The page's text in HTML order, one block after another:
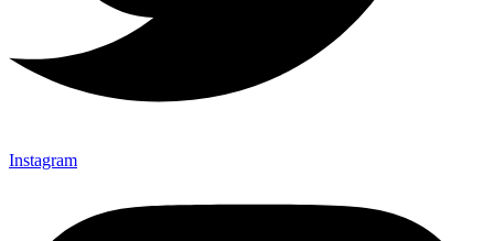
Instagram